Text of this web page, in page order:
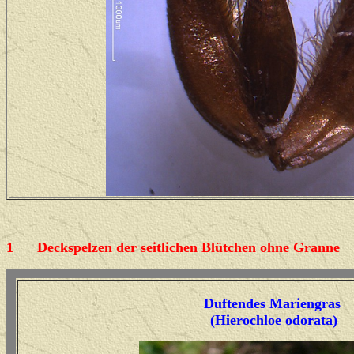
1Deckspelzen der seitlichen Blütchen ohne Granne
Duftendes Mariengras
(Hierochloe odorata)